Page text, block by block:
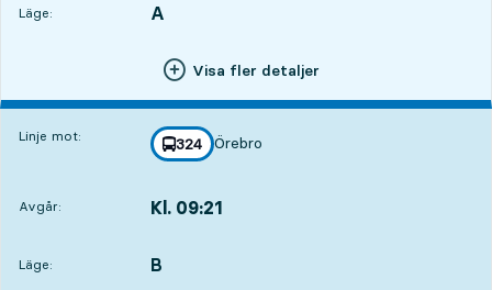
Läge:
LÄGE, A
,
Visa fler detaljer
Linje mot: linje
324
mot
Örebro
,
Avgår: Kl. 09:21
Läge:
LÄGE, B
,